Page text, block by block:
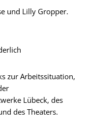
und Lilly Gropper.
zur Arbeitssituation,
Lübeck, des
des Theaters.